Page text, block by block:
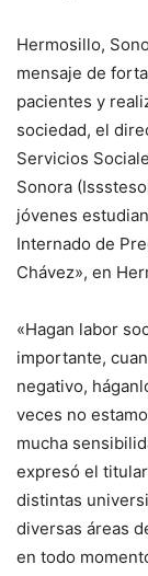
Hermosillo,
mensaje de
pacientes y
sociedad, el
Servicios
Sonora
jóvenes
Internado de
Chávez», en
«Hagan labor
importante,
negativo,
veces no
mucha
expresó el
distintas
diversas áreas
en todo